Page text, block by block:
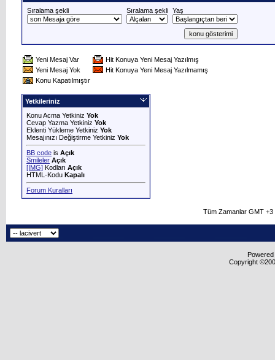
Sıralama şekli
Sıralama şekli Yaş
Yeni Mesaj Var
Hit Konuya Yeni Mesaj Yazılmış
Yeni Mesaj Yok
Hit Konuya Yeni Mesaj Yazılmamış
Konu Kapatılmıştır
Yetkileriniz
Konu Acma Yetkiniz Yok
Cevap Yazma Yetkiniz Yok
Eklenti Yükleme Yetkiniz Yok
Mesajınızı Değiştirme Yetkiniz Yok
BB code is Açık
Smileler Açık
[IMG] Kodları Açık
HTML-Kodu Kapalı
Forum Kuralları
Tüm Zamanlar GMT
Copyright